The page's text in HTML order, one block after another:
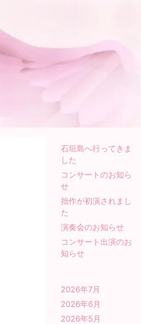
石垣島へ行ってきま
した
コンサートのお知ら
せ
拙作が初演されまし
た
演奏会のお知らせ
コンサート出演のお
知らせ
2026年7月
2026年6月
2026年5月